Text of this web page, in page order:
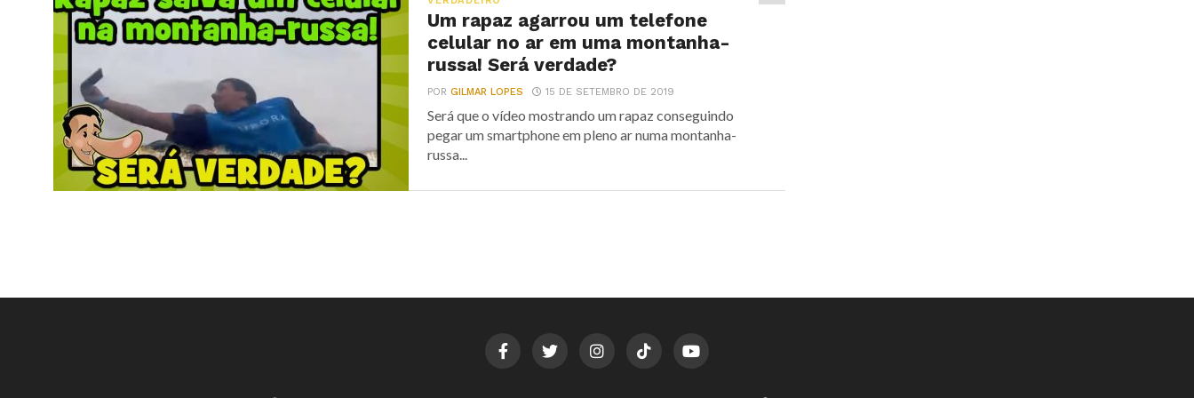
Um rapaz agarrou um telefone
celular no ar em uma montanha-
russa! Será verdade?
PORGILMAR LOPES 15 DE SETEMBRO DE 2019
Será que o vídeo mostrando um rapaz conseguindo
pegar um smartphone em pleno ar numa montanha-
russa...